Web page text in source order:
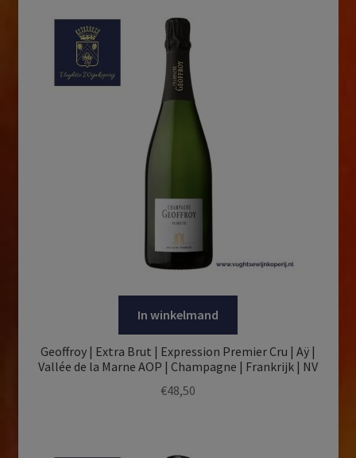
In winkelmand
Geoffroy | Extra Brut | Expression Premier Cru | Aÿ |
Vallée de la Marne AOP | Champagne | Frankrijk | NV
€48,50